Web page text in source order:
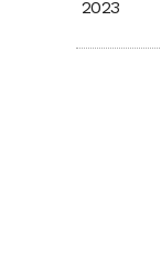
2023